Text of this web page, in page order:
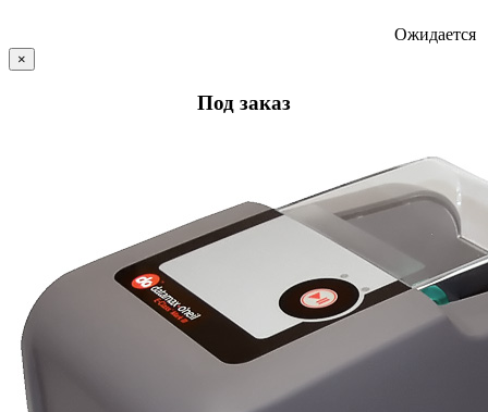
Ожидается
×
Под заказ